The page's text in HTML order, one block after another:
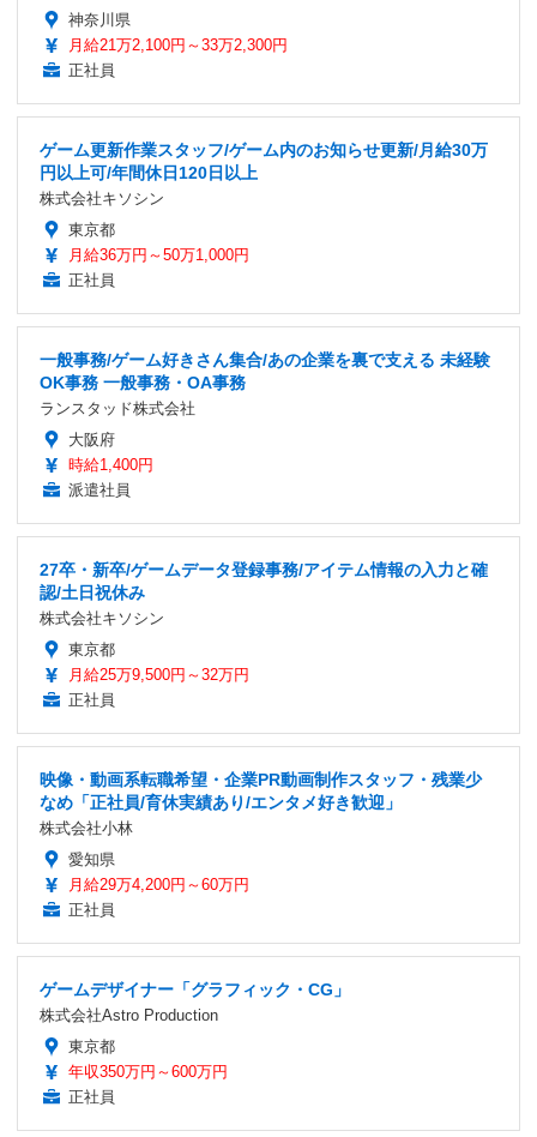
神奈川県
月給21万2,100円～33万2,300円
正社員
ゲーム更新作業スタッフ/ゲーム内のお知らせ更新/月給30万
円以上可/年間休日120日以上
株式会社キソシン
東京都
月給36万円～50万1,000円
正社員
一般事務/ゲーム好きさん集合/あの企業を裏で支える 未経験
OK事務 一般事務・OA事務
ランスタッド株式会社
大阪府
時給1,400円
派遣社員
27卒・新卒/ゲームデータ登録事務/アイテム情報の入力と確
認/土日祝休み
株式会社キソシン
東京都
月給25万9,500円～32万円
正社員
映像・動画系転職希望・企業PR動画制作スタッフ・残業少
なめ「正社員/育休実績あり/エンタメ好き歓迎」
株式会社小林
愛知県
月給29万4,200円～60万円
正社員
ゲームデザイナー「グラフィック・CG」
株式会社Astro Production
東京都
年収350万円～600万円
正社員